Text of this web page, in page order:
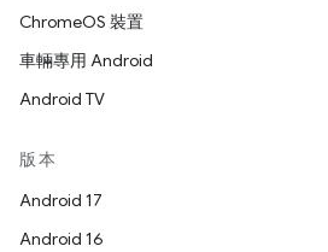
ChromeOS 裝置
車輛專用 Android
Android TV
版本
Android 17
Android 16